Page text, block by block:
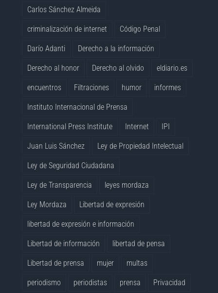
Carlos Sánchez Almeida
criminalización de internet Código Penal
Darío Adanti Derecho a la información
Derecho al honor Derecho al olvido eldiario.es
encuentros Filtraciones humor informes
Instituto Internacional de Prensa
International Press Institute Internet IPI
Juan Luis Sánchez Ley de Propiedad Intelectual
Ley de Seguridad Ciudadana
Ley de Transparencia leyes mordaza
Ley Mordaza Libertad de expresión
libertad de expresión e información
Libertad de información libertad de pensa
Libertad de prensa mujer multas
periodismo periodistas prensa Privacidad